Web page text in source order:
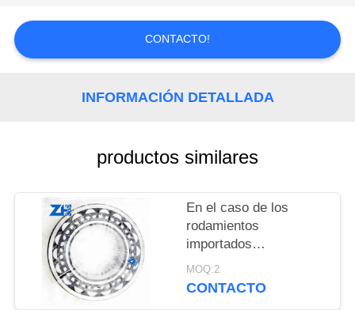
PIDA
MAPA
SITIO
CONTACTO!
INFORMACIÓN DETALLADA
productos similares
En el caso de los
rodamientos
importados
22218KEJW33
tamaño:90*160*40mm
MOQ:2
CONTACTO